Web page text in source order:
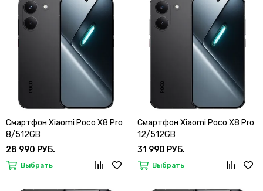
Смартфон Xiaomi Poco X8 Pro
8/512GB
28 990 РУБ.
Выбрать
Смартфон Xiaomi Poco X8 Pro
12/512GB
31 990 РУБ.
Выбрать